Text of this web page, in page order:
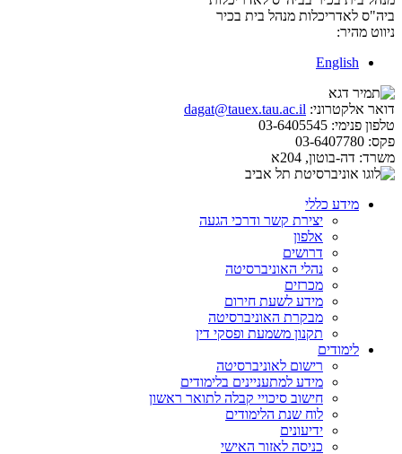
ביה"ס לאדריכלות מנהל בית בכיר
ניווט מהיר:
English
דואר אלקטרוני: dagat@tauex.tau.ac.il
טלפון פנימי:
פקס:
משרד: דה-בוטון, 204א
מידע כללי
יצירת קשר ודרכי הגעה
אלפון
דרושים
נהלי האוניברסיטה
מכרזים
מידע לשעת חירום
מבקרת האוניברסיטה
תקנון משמעת ופסקי דין
לימודים
רישום לאוניברסיטה
מידע למתעניינים בלימודים
חישוב סיכויי קבלה לתואר ראשון
לוח שנת הלימודים
ידיעונים
כניסה לאזור האישי